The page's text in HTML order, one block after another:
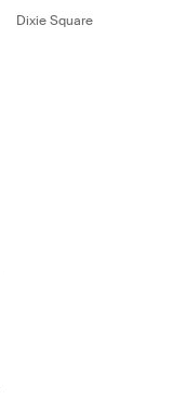
Dixie Square